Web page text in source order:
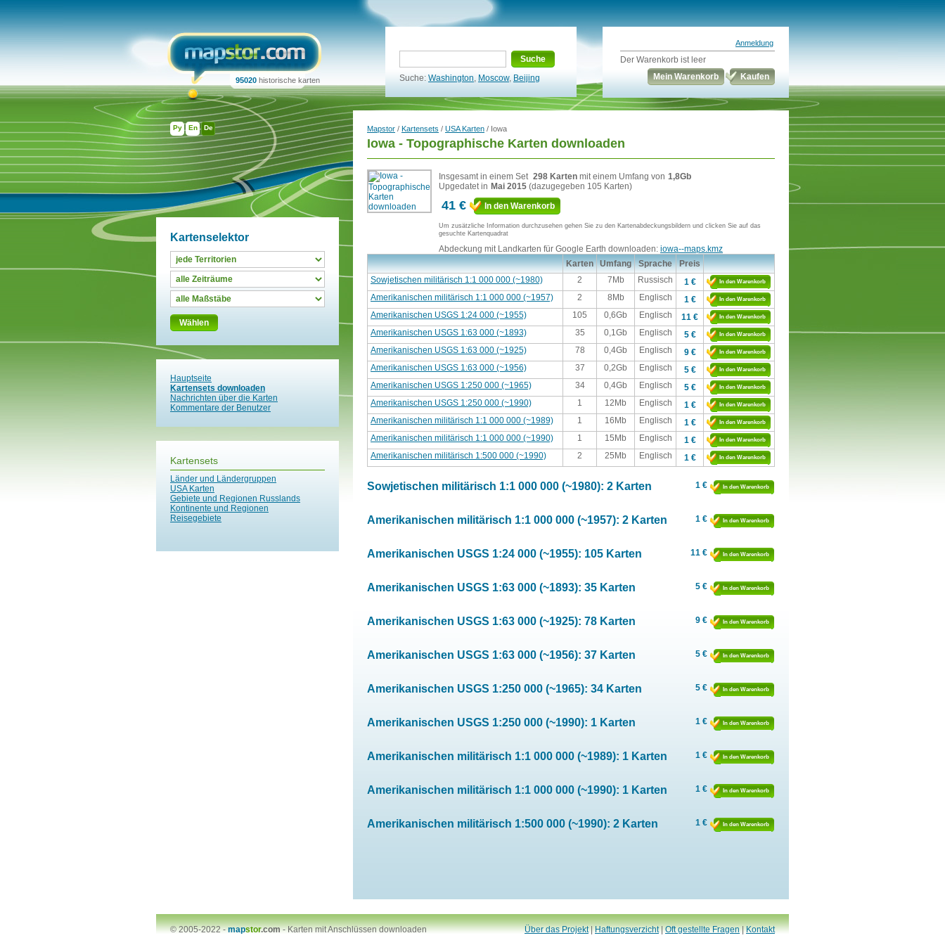
Ру En De
95020 historische karten
Suche
Suche: Washington, Moscow, Beijing
Anmeldung
Der Warenkorb ist leer
Mein Warenkorb
Kaufen
Kartenselektor
Wählen
Hauptseite
Kartensets downloaden
Nachrichten über die Karten
Kommentare der Benutzer
Kartensets
Länder und Ländergruppen
USA Karten
Gebiete und Regionen Russlands
Kontinente und Regionen
Reisegebiete
Mapstor / Kartensets / USA Karten / Iowa
Iowa - Topographische Karten downloaden
Insgesamt in einem Set 298 Karten mit einem Umfang von 1,8Gb
Upgedatet in Mai 2015 (dazugegeben 105 Karten)
41 € In den Warenkorb
Um zusätzliche Information durchzusehen gehen Sie zu den Kartenabdeckungsbildern und clicken Sie auf das
gesuchte Kartenquadrat
Abdeckung mit Landkarten für Google Earth downloaden: iowa--maps.kmz
Karten
Umfang Sprache
Preis
Sowjetischen militärisch 1:1 000 000 (~1980)
2 7Mb Russisch 1 € In den Warenkorb
Amerikanischen militärisch 1:1 000 000 (~1957) 2 8Mb Englisch 1 € In den Warenkorb
Amerikanischen USGS 1:24 000 (~1955) 105 0,6Gb Englisch 11 € In den Warenkorb
Amerikanischen USGS 1:63 000 (~1893) 35 0,1Gb Englisch 5 € In den Warenkorb
Amerikanischen USGS 1:63 000 (~1925) 78 0,4Gb Englisch 9 € In den Warenkorb
Amerikanischen USGS 1:63 000 (~1956) 37 0,2Gb Englisch 5 € In den Warenkorb
Amerikanischen USGS 1:250 000 (~1965) 34 0,4Gb Englisch 5 € In den Warenkorb
Amerikanischen USGS 1:250 000 (~1990) 1 12Mb Englisch 1 € In den Warenkorb
Amerikanischen militärisch 1:1 000 000 (~1989) 1 16Mb Englisch 1 € In den Warenkorb
Amerikanischen militärisch 1:1 000 000 (~1990) 1 15Mb Englisch 1 € In den Warenkorb
Amerikanischen militärisch 1:500 000 (~1990) 2 25Mb Englisch 1 € In den Warenkorb
Sowjetischen militärisch 1:1 000 000 (~1980): 2 Karten 1 € In den Warenkorb
Amerikanischen militärisch 1:1 000 000 (~1957): 2 Karten 1 € In den Warenkorb
Amerikanischen USGS 1:24 000 (~1955): 105 Karten 11 € In den Warenkorb
Amerikanischen USGS 1:63 000 (~1893): 35 Karten 5 € In den Warenkorb
Amerikanischen USGS 1:63 000 (~1925): 78 Karten 9 € In den Warenkorb
Amerikanischen USGS 1:63 000 (~1956): 37 Karten 5 € In den Warenkorb
Amerikanischen USGS 1:250 000 (~1965): 34 Karten 5 € In den Warenkorb
Amerikanischen USGS 1:250 000 (~1990): 1 Karten 1 € In den Warenkorb
Amerikanischen militärisch 1:1 000 000 (~1989): 1 Karten 1 € In den Warenkorb
Amerikanischen militärisch 1:1 000 000 (~1990): 1 Karten 1 € In den Warenkorb
Amerikanischen militärisch 1:500 000 (~1990): 2 Karten 1 € In den Warenkorb
© 2005-2022 -mapstor.com-Karten mit Anschlüssen downloaden Über das Projekt|Haftungsverzicht|Oft gestellte Fragen|Kontakt